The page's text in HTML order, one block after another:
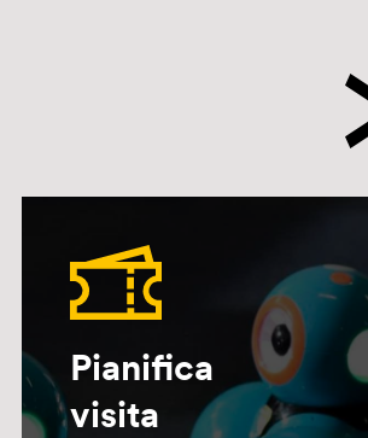
Pianifica
visita